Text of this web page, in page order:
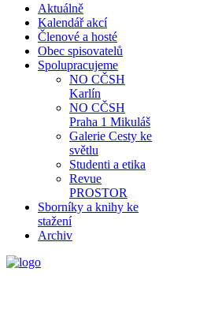
Aktuálně
Kalendář akcí
Členové a hosté
Obec spisovatelů
Spolupracujeme
NO CČSH
Karlín
NO CČSH
Praha 1 Mikuláš
Galerie Cesty ke
světlu
Studenti a etika
Revue
PROSTOR
Sborníky a knihy ke
stažení
Archiv